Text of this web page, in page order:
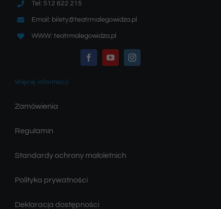
Tel: 512 622 215
Email: bilety@teatrmalegowidza.pl
WWW: teatrmalegowidza.pl
Więcej informacji
Zamówienia
Regulamin
Standardy ochrony małoletnich
Polityka prywatności
Deklaracja dostępności